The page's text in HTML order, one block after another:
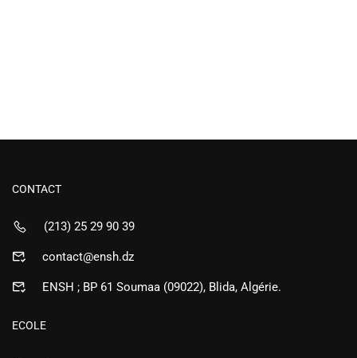
CONTACT
(213) 25 29 90 39
contact@ensh.dz
ENSH ; BP 61 Soumaa (09022), Blida, Algérie.
ECOLE